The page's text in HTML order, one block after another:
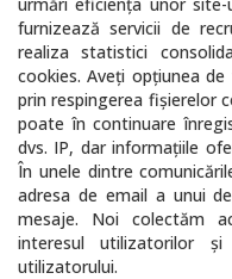
furnizează servicii de
realiza statistici
cookies. Aveţi opţiunea
prin respingerea fişierelor
poate în continuare
dvs. IP, dar informaţiile
În unele dintre
adresa de email a unui
mesaje. Noi colectăm
interesul utilizatorilor
utilizatorului.